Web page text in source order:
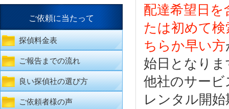
ご依頼に当たって
探偵料金表
ご報告までの流れ
良い探偵社の選び方
ご依頼者様の声
配達希望日を
たは初めて
ちらか早い方
始日となりま
他社のサー
レンタル開